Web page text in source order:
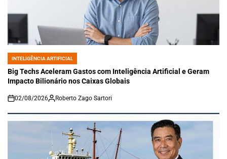
POSTED
IN
INTELIGÊNCIA ARTIFICIAL
Big Techs Aceleram Gastos com Inteligência Artificial e Geram
Impacto Bilionário nos Caixas Globais
on
02/08/2026 Roberto Zago Sartori